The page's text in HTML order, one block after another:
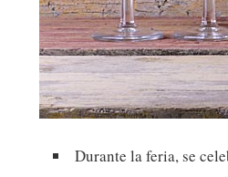
Durante la feria, se